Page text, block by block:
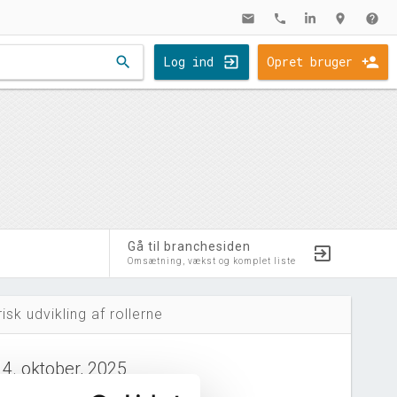
mail phone location_on help
search Log ind Opret bruger
Gå til branchesiden
Omsætning, vækst og komplet liste
udvikling af rollerne
oktober, 2025